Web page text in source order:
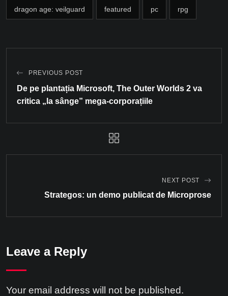
dragon age: veilguard featured pc rpg
PREVIOUS POST
De pe plantația Microsoft, The Outer Worlds 2 va
critica „la sânge” mega-corporațiile
NEXT POST
Strategos: un demo publicat de Microprose
Leave a Reply
Your email address will not be published.